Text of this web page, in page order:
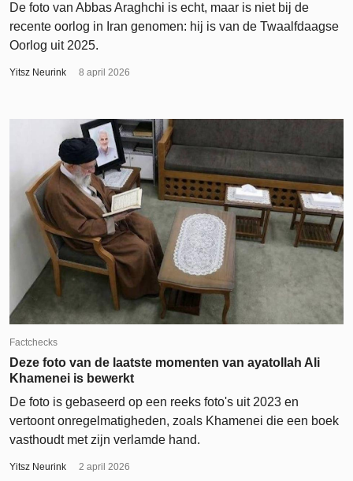
De foto van Abbas Araghchi is echt, maar is niet bij de
recente oorlog in Iran genomen: hij is van de Twaalfdaagse
Oorlog uit 2025.
Yitsz Neurink 8 april 2026
Factchecks
Deze foto van de laatste momenten van ayatollah Ali
Khamenei is bewerkt
De foto is gebaseerd op een reeks foto's uit 2023 en
vertoont onregelmatigheden, zoals Khamenei die een boek
vasthoudt met zijn verlamde hand.
Yitsz Neurink 2 april 2026